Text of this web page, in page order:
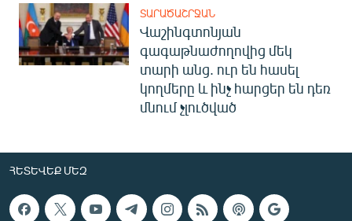
ՏԱՐԱԾԱՇՐՋԱՆ
Վաշինգտոնյան
գագաթնաժողովից մեկ
տարի անց. ուր են հասել
կողմերը և ինչ հարցեր են դեռ
մնում չլուծված
ՀԵՏԵՎԵՔ ՄԵԶ